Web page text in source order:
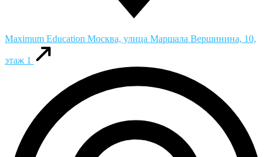
Maximum Education Москва, улица Маршала Вершинина, 10,
этаж 1